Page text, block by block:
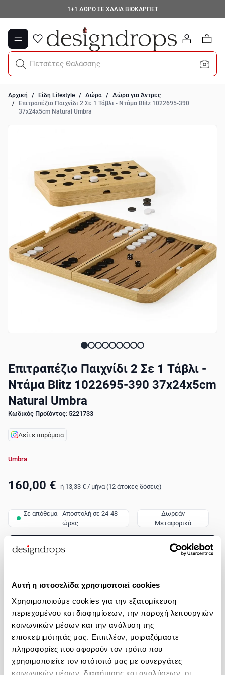
Αυτή η ιστοσελίδα χρησιμοποιεί cookies
Χρησιμοποιούμε cookies για την εξατομίκευση
περιεχομένου και διαφημίσεων, την παροχή λειτουργιών
κοινωνικών μέσων και την ανάλυση της
επισκεψιμότητάς μας. Επιπλέον, μοιραζόμαστε
πληροφορίες που αφορούν τον τρόπο που
χρησιμοποιείτε τον ιστότοπό μας με συνεργάτες
κοινωνικών μέσων, διαφήμισης και αναλύσεων, οι
1+1 ΔΩΡΟ ΣΕ ΧΑΛΙΑ ΒΙΟΚΑΡΠΕΤ
Μετάβαση στο περιεχόμενο
0
Πετσέτες Θαλάσσης
Αρχική / Είδη Lifestyle / Δώρα / Δώρα για Άντρες
/
Επιτραπέζιο Παιχνίδι 2 Σε 1 Τάβλι - Ντάμα Blitz 1022695-390
37x24x5cm Natural Umbra
Επιτραπέζιο Παιχνίδι 2 Σε 1 Τάβλι -
Ντάμα Blitz 1022695-390 37x24x5cm
Natural Umbra
Κωδικός Προϊόντος: 5221733
Δείτε παρόμοια
Umbra
160,00 € ή 13,33 € / μήνα (12 άτοκες δόσεις)
Σε απόθεμα - Αποστολή σε 24-48
ώρες
Δωρεάν
Μεταφορικά
Περιγραφή Προϊόντος
Βοήθεια